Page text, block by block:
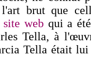
brut que
site web qui a
Tella, à
Tella était lui